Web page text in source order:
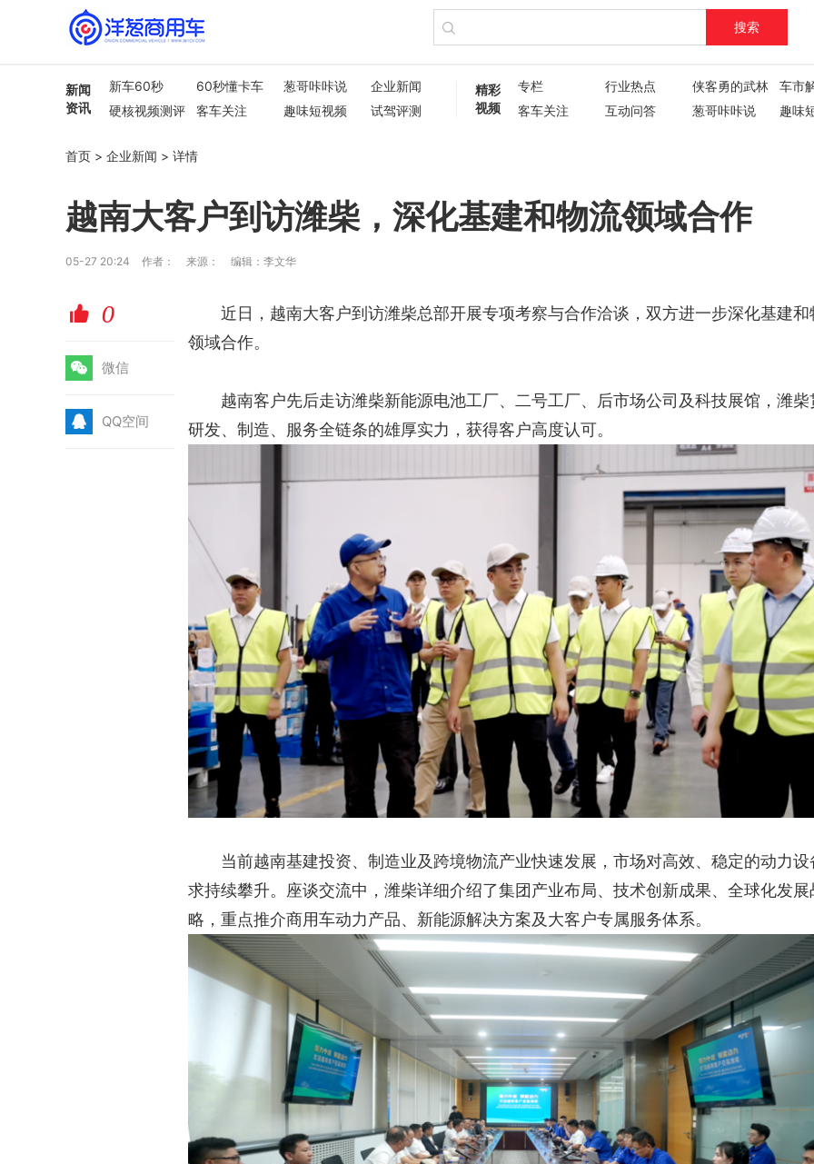
搜索
新闻
资讯
新车60秒 60秒懂卡车 葱哥咔咔说
企业新闻
硬核视频测评
客车关注 趣味短视频
试驾评测
精彩
视频
专栏 行业热点 侠客勇的武林
车市
客车关注
互动问答 葱哥咔咔说
趣味
首页 > 企业新闻 > 详情
越南大客户到访潍柴，深化基建和物流领域合作
05-27 20:24 作者： 来源： 编辑：李文华
赞 0
微 微信
Q QQ空间
近日，越南大客户到访潍柴总部开展专项考察与合作洽谈，双方进一步深化基建和
领域合作。
越南客户先后走访潍柴新能源电池工厂、二号工厂、后市场公司及科技展馆，潍柴
研发、制造、服务全链条的雄厚实力，获得客户高度认可。
当前越南基建投资、制造业及跨境物流产业快速发展，市场对高效、稳定的动力设
求持续攀升。座谈交流中，潍柴详细介绍了集团产业布局、技术创新成果、全球化发展
略，重点推介商用车动力产品、新能源解决方案及大客户专属服务体系。